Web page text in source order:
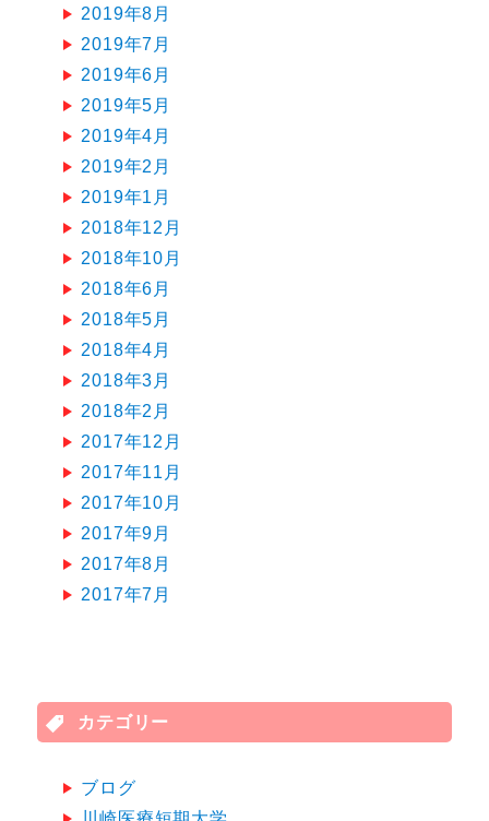
2019年8月
2019年7月
2019年6月
2019年5月
2019年4月
2019年2月
2019年1月
2018年12月
2018年10月
2018年6月
2018年5月
2018年4月
2018年3月
2018年2月
2017年12月
2017年11月
2017年10月
2017年9月
2017年8月
2017年7月
カテゴリー
ブログ